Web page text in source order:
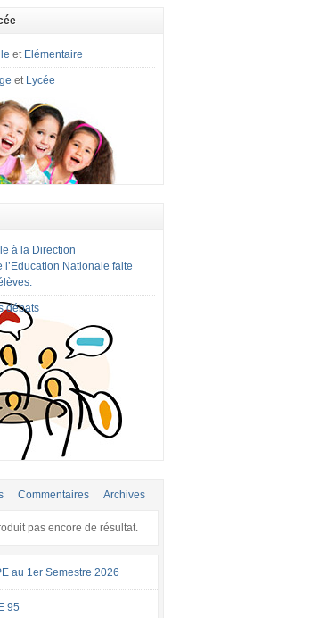
et Elémentaire
et Lycée
à la Direction
l’Education Nationale faite
débats
Commentaires Archives
pas encore de résultat.
au 1er Semestre 2026
95